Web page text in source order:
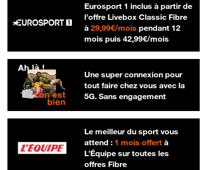
Eurosport 1 inclus à partir de
l’offre Livebox Classic Fibre
à 29,99€/mois29,99 € par mois
pendant 12
mois puis 42,99€/mois42,99 € par
Une super connexion pour
tout faire chez vous avec la
5G. Sans engagement
Le meilleur du sport vous
attend : 1 mois offertà
L’Équipe sur toutes les
offres Fibre